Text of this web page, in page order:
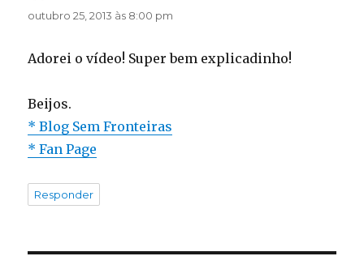
outubro 25, 2013 às 8:00 pm
Adorei o vídeo! Super bem explicadinho!
Beijos.
* Blog Sem Fronteiras
* Fan Page
Responder